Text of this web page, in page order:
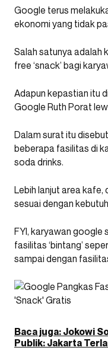
Google terus
ekonomi yang tidak
Salah satunya adalah
free ‘snack’ bagi
Adapun kepastian itu
Google Ruth Porat
Dalam surat itu
beberapa fasilitas di
soda drinks.
Lebih lanjut area kafe,
sesuai dengan
FYI, karyawan google
fasilitas ‘bintang’
sampai dengan
Baca juga: Jokowi
Publik: Jakarta